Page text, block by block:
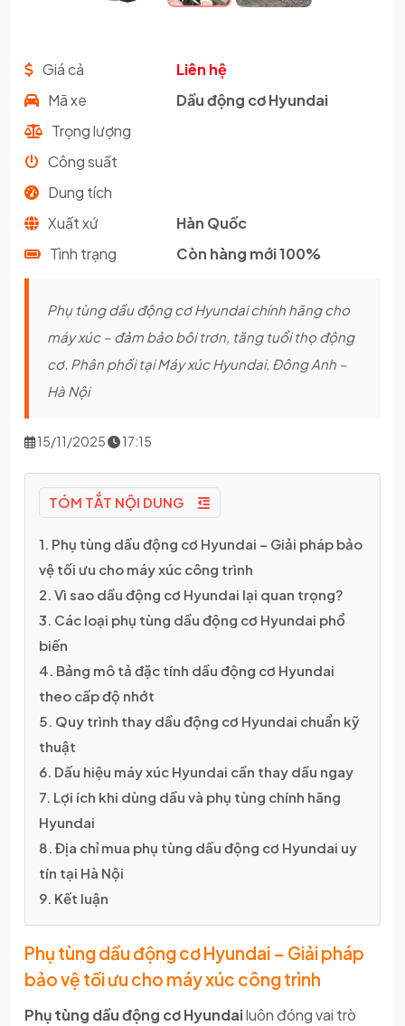
Giá cả
Liên hệ
Mã xe
Dầu động cơ Hyundai
Trọng lượng
Công suất
Dung tích
Xuất xứ
Hàn Quốc
Tình trạng
Còn hàng mới 100%
Phụ tùng dầu động cơ Hyundai chính hãng cho
máy xúc – đảm bảo bôi trơn, tăng tuổi thọ động
cơ. Phân phối tại Máy xúc Hyundai, Đông Anh –
Hà Nội
15/11/2025 17:15
TÓM TẮT NỘI DUNG
1. Phụ tùng dầu động cơ Hyundai – Giải pháp bảo
vệ tối ưu cho máy xúc công trình
2. Vì sao dầu động cơ Hyundai lại quan trọng?
3. Các loại phụ tùng dầu động cơ Hyundai phổ
biến
4. Bảng mô tả đặc tính dầu động cơ Hyundai
theo cấp độ nhớt
5. Quy trình thay dầu động cơ Hyundai chuẩn kỹ
thuật
6. Dấu hiệu máy xúc Hyundai cần thay dầu ngay
7. Lợi ích khi dùng dầu và phụ tùng chính hãng
Hyundai
8. Địa chỉ mua phụ tùng dầu động cơ Hyundai uy
tín tại Hà Nội
9. Kết luận
Phụ tùng dầu động cơ Hyundai – Giải pháp
bảo vệ tối ưu cho máy xúc công trình
Phụ tùng dầu động cơ Hyundailuôn đóng vai trò